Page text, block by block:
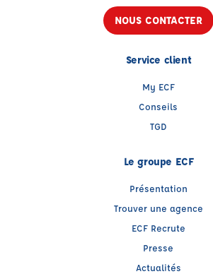
NOUS CONTACTER
Service client
My ECF
Conseils
TGD
Le groupe ECF
Présentation
Trouver une agence
ECF Recrute
Presse
Actualités